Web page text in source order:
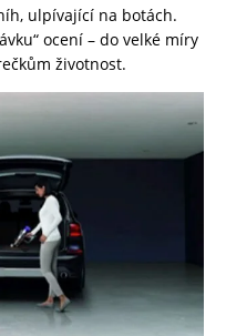
ulpívající na botách.
ocení – do velké míry
životnost.